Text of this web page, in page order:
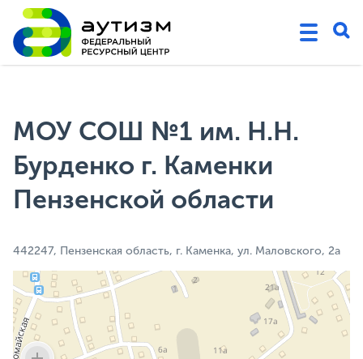
МОУ СОШ №1 им. Н.Н.
Бурденко г. Каменки
Пензенской области
442247, Пензенская область, г. Каменка, ул. Маловского, 2а